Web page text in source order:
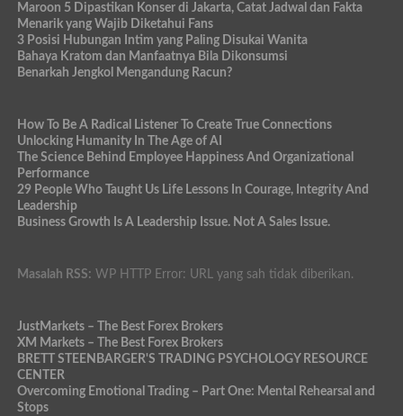
Maroon 5 Dipastikan Konser di Jakarta, Catat Jadwal dan Fakta
Menarik yang Wajib Diketahui Fans
3 Posisi Hubungan Intim yang Paling Disukai Wanita
Bahaya Kratom dan Manfaatnya Bila Dikonsumsi
Benarkah Jengkol Mengandung Racun?
How To Be A Radical Listener To Create True Connections
Unlocking Humanity In The Age of AI
The Science Behind Employee Happiness And Organizational
Performance
29 People Who Taught Us Life Lessons In Courage, Integrity And
Leadership
Business Growth Is A Leadership Issue. Not A Sales Issue.
Masalah RSS: WP HTTP Error: URL yang sah tidak diberikan.
JustMarkets – The Best Forex Brokers
XM Markets – The Best Forex Brokers
BRETT STEENBARGER'S TRADING PSYCHOLOGY RESOURCE
CENTER
Overcoming Emotional Trading – Part One: Mental Rehearsal and
Stops